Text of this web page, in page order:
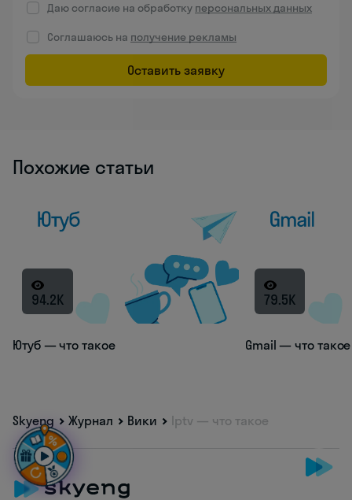
Даю согласие на обработку персональных данных
Соглашаюсь на получение рекламы
Оставить заявку
Похожие статьи
94.2K
Ютуб — что такое
79.5K
Gmail — что такое
Skyeng Журнал Вики Iptv — что такое